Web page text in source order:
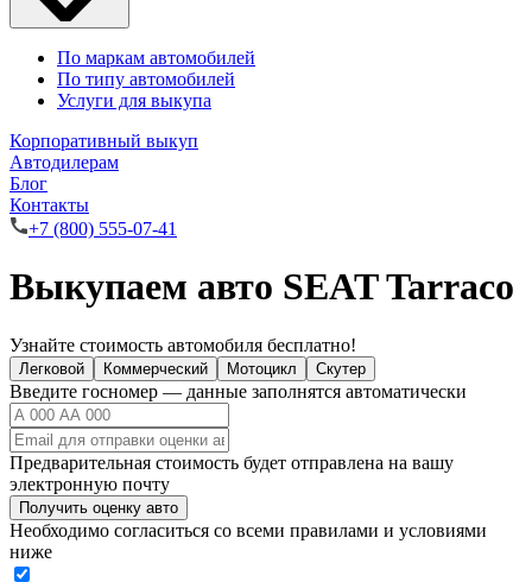
По маркам автомобилей
По типу автомобилей
Услуги для выкупа
Корпоративный выкуп
Автодилерам
Блог
Контакты
+7 (800) 555-07-41
Выкупаем авто SEAT Tarraco
Узнайте стоимость автомобиля бесплатно!
Легковой Коммерческий Мотоцикл Скутер
Введите госномер — данные заполнятся автоматически
Предварительная стоимость будет отправлена на вашу
электронную почту
Получить оценку авто
Необходимо согласиться со всеми правилами и условиями
ниже